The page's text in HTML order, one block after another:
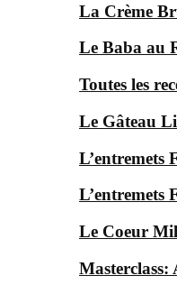
La Crème
Le Baba au
Toutes les
Le Gâteau
L’entremets
L’entremets
Le Coeur
Masterclass: